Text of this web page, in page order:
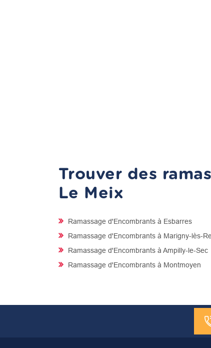
Trouver des
Le Meix
Ramassage d'Encombrants à Esbarres
Ramassage d'Encombrants à Marigny-lès-
Ramassage d'Encombrants à Ampilly-le-Sec
Ramassage d'Encombrants à Montmoyen